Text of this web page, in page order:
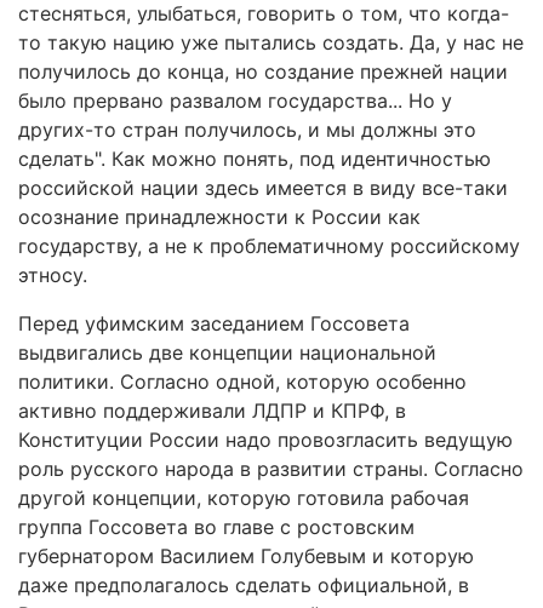
стесняться, улыбаться, говорить о том, что когда-
то такую нацию уже пытались создать. Да, у нас не
получилось до конца, но создание прежней нации
было прервано развалом государства... Но у
других-то стран получилось, и мы должны это
сделать". Как можно понять, под идентичностью
российской нации здесь имеется в виду все-таки
осознание принадлежности к России как
государству, а не к проблематичному российскому
этносу.
Перед уфимским заседанием Госсовета
выдвигались две концепции национальной
политики. Согласно одной, которую особенно
активно поддерживали ЛДПР и КПРФ, в
Конституции России надо провозгласить ведущую
роль русского народа в развитии страны. Согласно
другой концепции, которую готовила рабочая
группа Госсовета во главе с ростовским
губернатором Василием Голубевым и которую
даже предполагалось сделать официальной, в